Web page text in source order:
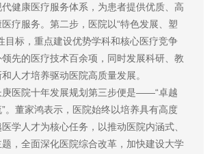
健康医疗服务体系，为患者提供优质、高
疗服务。第二步，医院以“特色发展、塑
目标，重点建设优势学科和核心医疗竞争
先的医疗技术百余项，同时发展科研、教
人才培养驱动医院高质量发展。
庚医院十年发展规划第三步便是——“卓越
。董家鸿表示，医院始终以培养具有高度
学人才为核心任务，以推动医院内涵式、
，全面深化医院综合改革，加快建设大学